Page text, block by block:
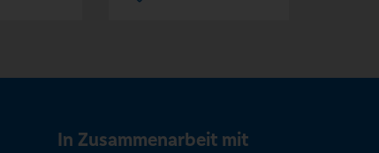
In Zusammenarbeit mit